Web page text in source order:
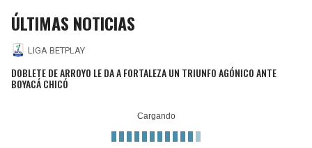
ÚLTIMAS NOTICIAS
LIGA BETPLAY
DOBLETE DE ARROYO LE DA A FORTALEZA UN TRIUNFO AGÓNICO ANTE
BOYACÁ CHICÓ